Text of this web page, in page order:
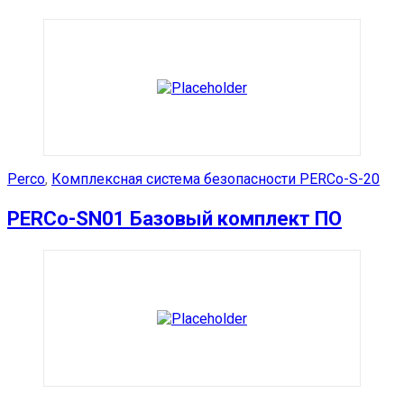
Perco, Комплексная система безопасности PERCo-S-20
PERCo-SN01 Базовый комплект ПО